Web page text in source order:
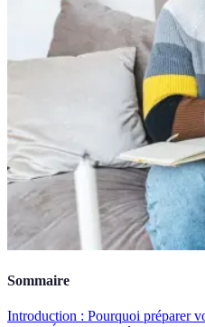
Sommaire
Introduction : Pourquoi préparer